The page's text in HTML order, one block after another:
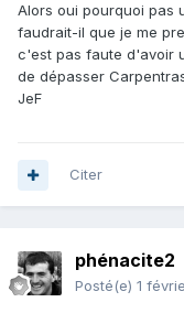
Alors oui pourquoi pas
faudrait-il que je me
c'est pas faute d'avoir
de dépasser
JeF
Citer
phénacite2
Posté(e) 1